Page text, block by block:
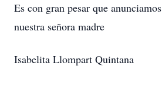
Es con gran pesar que
nuestra señora madre
Isabelita Llompart Quintana